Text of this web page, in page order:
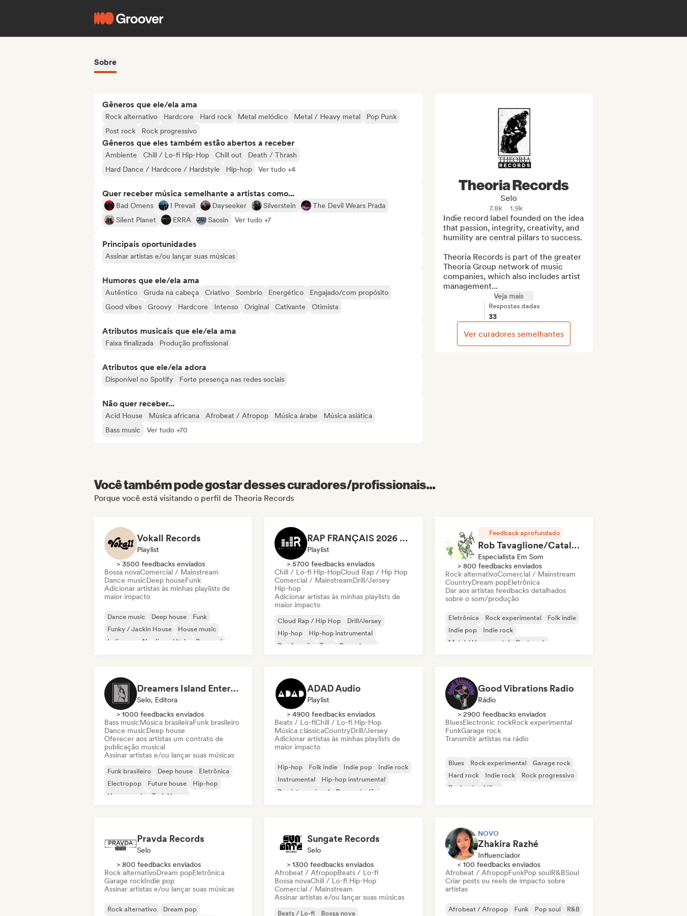
Sobre
Gêneros que ele/ela ama
Rock alternativo Hardcore Hard rock Metal melódico Metal / Heavy metal
Pop Punk
Post rock
Rock progressivo
Gêneros que eles também estão abertos a receber
Ambiente Chill / Lo-fi Hip-Hop Chill out
Death / Thrash
Hard Dance / Hardcore / Hardstyle
Hip-hop Ver tudo +4
Quer receber música semelhante a artistas como...
Bad Omens I Prevail Dayseeker Silverstein
The Devil Wears Prada
Silent Planet
ERRA Saosin Ver tudo +7
Principais oportunidades
Assinar artistas e/ou lançar suas músicas
Humores que ele/ela ama
Autêntico Gruda na cabeça Criativo Sombrio Energético
Engajado/com propósito
Good vibes
Groovy Hardcore Intenso Original Cativante Otimista
Atributos musicais que ele/ela ama
Faixa finalizada Produção profissional
Atributos que ele/ela adora
Disponível no Spotify Forte presença nas redes sociais
Não quer receber...
Acid House Música africana Afrobeat / Afropop Música árabe
Música asiática
Bass music
Ver tudo +70
Theoria Records
Selo
7.8k 1.9k
Indie record label founded on the idea
that passion, integrity, creativity, and
humility are central pillars to success.
Theoria Records is part of the greater
Theoria Group network of music
companies, which also includes artist
management...
Veja mais
Respostas dadas
33
Ver curadores semelhantes
Você também pode gostar desses curadores/profissionais...
Porque você está visitando o perfil de Theoria Records
Vokall Records
Playlist
> 3500 feedbacks enviados
Bossa novaComercial / Mainstream
Dance musicDeep houseFunk
Adicionar artistas às minhas playlists de
maior impacto
Dance music Deep house
Funk
Funky / Jackin House
House music
Indie pop
Nu-disco / Italo Pop soul
RAP FRANÇAIS 2026 🔥🇫🇷 (Way Records)
Playlist
> 5700 feedbacks enviados
Chill / Lo-fi Hip-HopCloud Rap / Hip Hop
Comercial / MainstreamDrill/Jersey
Hip-hop
Adicionar artistas às minhas playlists de
maior impacto
Cloud Rap / Hip Hop
Drill/Jersey
Hip-hop
Hip-hop instrumental
Rap francês
Trap
Pop urbano
Feedback aprofundado
Rob Tavaglione/Catalyst Recording
Especialista Em Som
> 800 feedbacks enviados
Rock alternativoComercial / Mainstream
CountryDream popEletrônica
Dar aos artistas feedbacks detalhados
sobre o som/produção
Eletrônica Rock experimental
Folk indie
Indie pop
Indie rock
Metal / Heavy metal
Post punk
Dreamers Island Entertainment
Selo, Editora
> 1000 feedbacks enviados
Bass musicMúsica brasileiraFunk brasileiro
Dance musicDeep house
Oferecer aos artistas um contrato de
publicação musical
Assinar artistas e/ou lançar suas músicas
Funk brasileiro Deep house
Eletrônica
Electropop
Future house
Hip-hop
House music
Tech House
ADAD Audio
Playlist
> 4900 feedbacks enviados
Beats / Lo-fiChill / Lo-fi Hip-Hop
Música clássicaCountryDrill/Jersey
Adicionar artistas às minhas playlists de
maior impacto
Hip-hop Folk indie Indie pop
Indie rock
Instrumental
Hip-hop instrumental
Rap internacional
Rap em inglês
Good Vibrations Radio
Rádio
> 2900 feedbacks enviados
BluesElectronic rockRock experimental
FunkGarage rock
Transmitir artistas na rádio
Blues Rock experimental
Garage rock
Hard rock
Indie rock
Rock progressivo
Rock psicodélico
Pravda Records
Selo
> 800 feedbacks enviados
Rock alternativoDream popEletrônica
Garage rockIndie pop
Assinar artistas e/ou lançar suas músicas
Rock alternativo Dream pop
Sungate Records
Selo
> 1300 feedbacks enviados
Afrobeat / AfropopBeats / Lo-fi
Bossa novaChill / Lo-fi Hip-Hop
Comercial / Mainstream
Assinar artistas e/ou lançar suas músicas
Beats / Lo-fi Bossa nova
NOVO
Zhakira Razhé
Influenciador
< 100 feedbacks enviados
Afrobeat / AfropopFunkPop soulR&BSoul
Criar posts ou reels de impacto sobre
artistas
Afrobeat / Afropop Funk Pop soul R&B